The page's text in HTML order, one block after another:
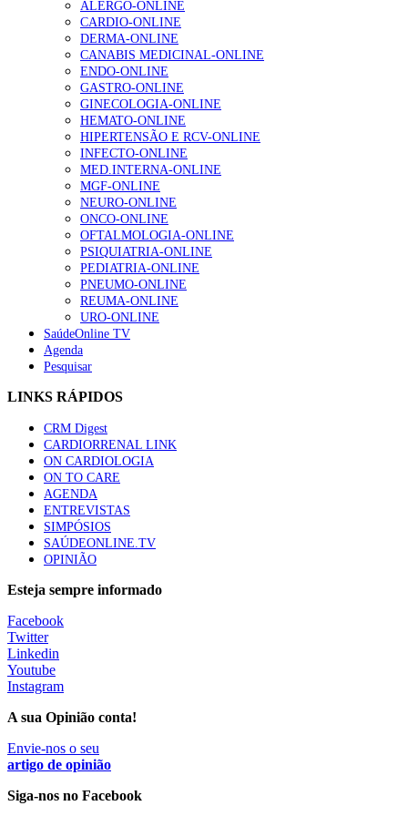
espaço privilegiado de atualização científica, partilha de experiência e
capacitação dos profissionais para os desafios atuais e futuros desta
Maria João Garcia
Guia da SPAIC estabelece critérios para unidades de referência
NOTÍCIAS MAIS LIDAS
1.º Episódio do Podcast “Frequência Cardio – Sintoniza-
te na Insuficiência Cardíaca” da Bayer
207 visualizações
Enfermagem Forense. “Da urgência ao tribunal, cada
gesto conta e cada profissional faz a diferença”
203 visualizações
Alguns milhares de utentes podem ficar sem médico de
família com nova regras do registo, alerta associação
162 visualizações
“Os programas de rastreio do cancro do pulmão são
custo-efetivos e representam um investimento
sustentável para os sistemas de saúde”
94 visualizações
Quase quatro em cada dez doentes com enfarte
apresentavam níveis elevados de Lp(a), revela estudo
88 visualizações
Trodelvy aprovado para primeira linha no cancro da
MAIS NOTÍCIAS
Programa Voltar a Casa para doentes com alta clínica só
avança com Orçamento de 2027
ALERGO-ONLINE
CARDIO-ONLINE
DERMA-ONLINE
CANABIS MEDICINAL-ONLINE
ENDO-ONLINE
GASTRO-ONLINE
GINECOLOGIA-ONLINE
HEMATO-ONLINE
HIPERTENSÃO E RCV-ONLINE
INFECTO-ONLINE
MED.INTERNA-ONLINE
MGF-ONLINE
NEURO-ONLINE
ONCO-ONLINE
OFTALMOLOGIA-ONLINE
PSIQUIATRIA-ONLINE
PEDIATRIA-ONLINE
PNEUMO-ONLINE
REUMA-ONLINE
URO-ONLINE
SaúdeOnline TV
Agenda
Pesquisar
LINKS RÁPIDOS
CRM Digest
CARDIORRENAL LINK
ON CARDIOLOGIA
ON TO CARE
AGENDA
ENTREVISTAS
SIMPÓSIOS
SAÚDEONLINE.TV
OPINIÃO
Esteja sempre informado
Facebook
Twitter
Linkedin
Youtube
Instagram
A sua Opinião conta!
Envie-nos o seu
artigo de opinião
Siga-nos no Facebook